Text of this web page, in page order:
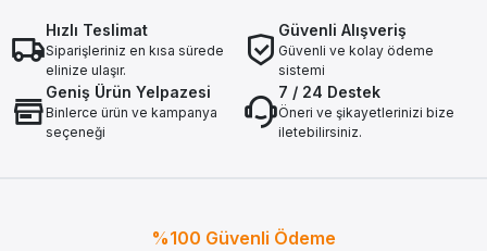
Hızlı Teslimat
Siparişleriniz en kısa sürede
elinize ulaşır.
Güvenli Alışveriş
Güvenli ve kolay ödeme
sistemi
Geniş Ürün Yelpazesi
Binlerce ürün ve kampanya
seçeneği
7 / 24 Destek
Öneri ve şikayetlerinizi bize
iletebilirsiniz.
%100 Güvenli Ödeme